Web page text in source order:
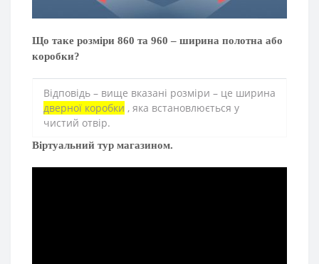
Що таке розміри 860 та 960 – ширина полотна або
коробки?
Відповідь – вище вказані розміри – це ширина
дверної коробки , яка встановлюється у
чистий отвір.
Віртуальний тур магазином.